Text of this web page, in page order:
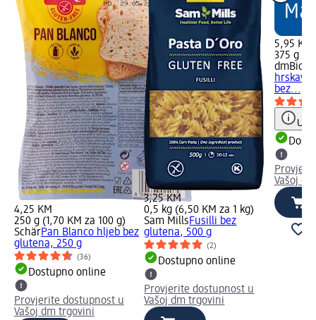
4,25 KM
250 g (1,70 KM za 100 g)
SchärPan Blanco hljeb bez
glutena, 250 g
(36)
Dostupno online
Provjerite dostupnost u
Vašoj dm trgovini
3,25 KM
0,5 kg (6,50 KM za 1 kg)
Sam MillsFusilli bez
glutena, 500 g
(2)
Dostupno online
Provjerite dostupnost u
Vašoj dm trgovini
5,95 KM
375 g
dmBio
bez...,
Vašoj